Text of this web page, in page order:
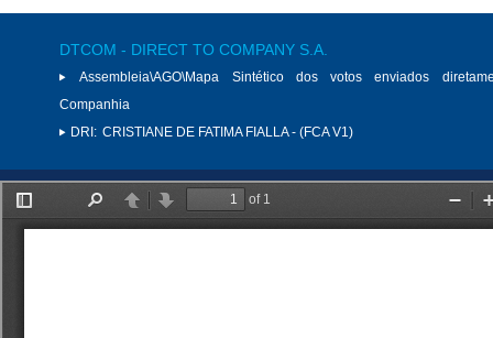
DTCOM - DIRECT TO COMPANY S.A.
Assembleia\AGO\Mapa Sintético dos votos enviados
Companhia
DRI: CRISTIANE DE FATIMA FIALLA - (FCA V1)